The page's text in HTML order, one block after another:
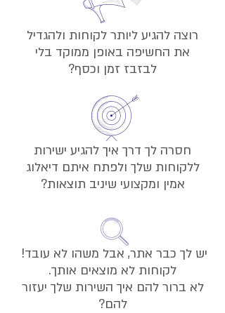
רוצה להגיע ליותר לקוחות ולהגדיל
את החשיפה באופן ממוקד בלי
לבזבז זמן וכסף?
​חסרה לך דרך איך להגיע ישירות
ללקוחות שלך ולפתח איתם דיאלוג
אמין ומקצועי שיניב תוצאות?
​יש לך כבר אתר, אבל משהו לא עובד! ​
לקוחות לא מוצאים אותך.
לא ברור להם איך השירות שלך יעזור
להם?